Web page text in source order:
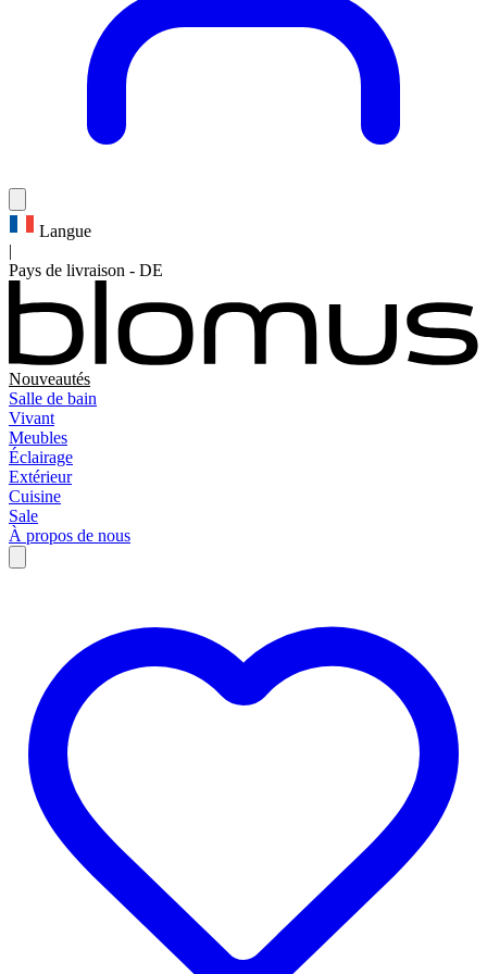
Langue
|
Pays de livraison - DE
Nouveautés
Salle de bain
Vivant
Meubles
Éclairage
Extérieur
Cuisine
Sale
À propos de nous